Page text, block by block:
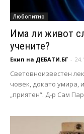
Любопитно
Има ли живот
учените?
Екип на ДЕБАТИ.БГ -
Световноизвестен
човек, докато умира,
„приятен“. Д-р Сам